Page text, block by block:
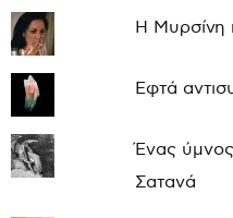
Η Μυρσίνη
Εφτά
Ένας
Σατανά